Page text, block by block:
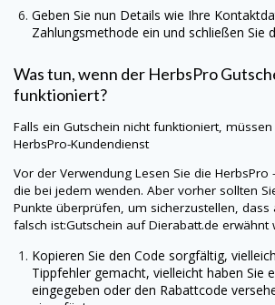
Geben Sie nun Details wie Ihre
Zahlungsmethode ein und schließen Sie
Was tun, wenn der HerbsPro
funktioniert?
Falls ein Gutschein nicht funktioniert,
HerbsPro-Kundendienst
Vor der Verwendung Lesen Sie die HerbsPro
die bei jedem wenden. Aber vorher sollten
Punkte überprüfen, um sicherzustellen, dass
falsch ist:Gutschein aufDierabatt.de erwähnt
Kopieren Sie den Code sorgfältig,
Tippfehler gemacht, vielleicht haben Sie
eingegeben oder den Rabattcode